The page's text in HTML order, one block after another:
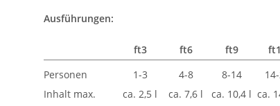
Ausführungen:
ft3 ft6 ft9
Personen
1-3 4-8 8-14
Inhalt max.
ca. 2,5 l ca. 7,6 l ca. 10,4 l ca.